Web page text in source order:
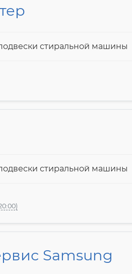
стиральной машины
стиральной машины
Samsung